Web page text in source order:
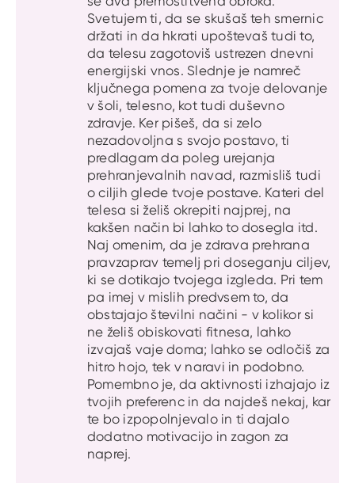
Svetujem ti, da se skušaš teh smernic
držati in da hkrati upoštevaš tudi to,
da telesu zagotoviš ustrezen dnevni
energijski vnos. Slednje je namreč
ključnega pomena za tvoje delovanje
v šoli, telesno, kot tudi duševno
zdravje. Ker pišeš, da si zelo
nezadovoljna s svojo postavo, ti
predlagam da poleg urejanja
prehranjevalnih navad, razmisliš tudi
o ciljih glede tvoje postave. Kateri del
telesa si želiš okrepiti najprej, na
kakšen način bi lahko to dosegla itd.
Naj omenim, da je zdrava prehrana
pravzaprav temelj pri doseganju ciljev,
ki se dotikajo tvojega izgleda. Pri tem
pa imej v mislih predvsem to, da
obstajajo številni načini - v kolikor si
ne želiš obiskovati fitnesa, lahko
izvajaš vaje doma; lahko se odločiš za
hitro hojo, tek v naravi in podobno.
Pomembno je, da aktivnosti izhajajo iz
tvojih preferenc in da najdeš nekaj, kar
te bo izpopolnjevalo in ti dajalo
dodatno motivacijo in zagon za
naprej.